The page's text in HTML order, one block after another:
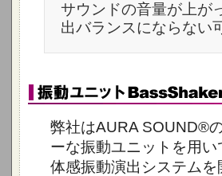
サウンドの音量が上が
出バランスにならない
弊社はAURA SOUND®
ーな振動ユニットを用
体感振動演出システム